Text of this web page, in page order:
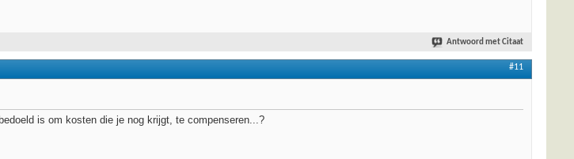
Antwoord met Citaat
#11
is om kosten die je nog krijgt, te compenseren...?